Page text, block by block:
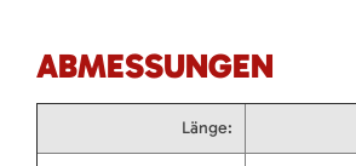
ABMESSUNGEN
Länge: